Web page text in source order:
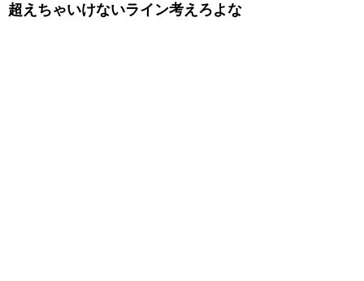
超えちゃいけないライン考えろよな